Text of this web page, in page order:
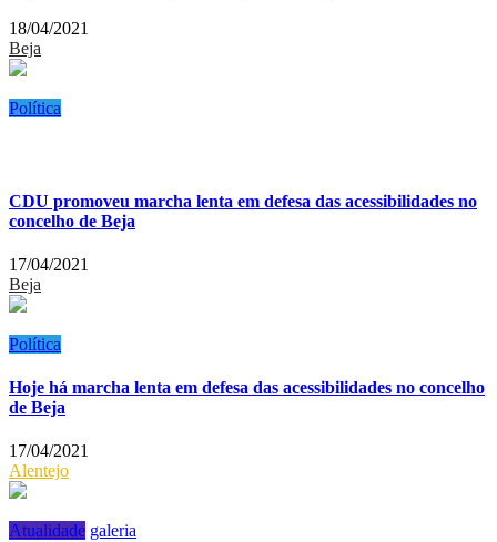
18/04/2021
Beja
Política
CDU promoveu marcha lenta em defesa das acessibilidades no
concelho de Beja
17/04/2021
Beja
Política
Hoje há marcha lenta em defesa das acessibilidades no concelho
de Beja
17/04/2021
Alentejo
Atualidade galeria